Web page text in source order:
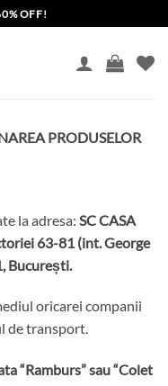
OFF!
PRODUSELOR
la adresa: SC CASA
63-81 (int. George
București.
oricarei companii
de transport.
“Ramburs” sau “Colet